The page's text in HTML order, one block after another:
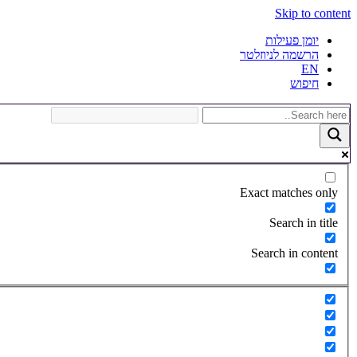
Skip to content
יומן פעילות
הרשמה לניוזלטר
EN
חיפוש
Exact matches only
Search in title
Search in content